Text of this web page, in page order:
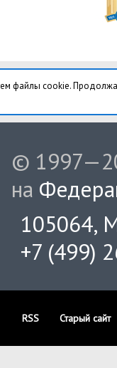
файлы cookie.
©
на
105064,
+7 (499)
RSS Старый сайт